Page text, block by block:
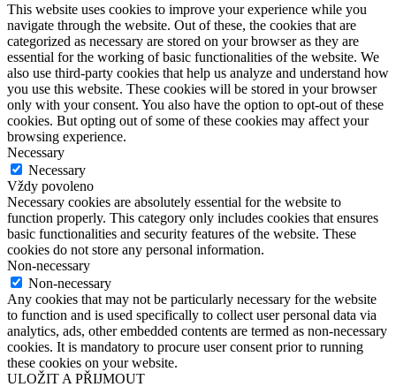
This website uses cookies to improve your experience while you
navigate through the website. Out of these, the cookies that are
categorized as necessary are stored on your browser as they are
essential for the working of basic functionalities of the website. We
also use third-party cookies that help us analyze and understand how
you use this website. These cookies will be stored in your browser
only with your consent. You also have the option to opt-out of these
cookies. But opting out of some of these cookies may affect your
browsing experience.
Necessary
Necessary
Vždy povoleno
Necessary cookies are absolutely essential for the website to
function properly. This category only includes cookies that ensures
basic functionalities and security features of the website. These
cookies do not store any personal information.
Non-necessary
Non-necessary
Any cookies that may not be particularly necessary for the website
to function and is used specifically to collect user personal data via
analytics, ads, other embedded contents are termed as non-necessary
cookies. It is mandatory to procure user consent prior to running
these cookies on your website.
ULOŽIT A PŘIJMOUT